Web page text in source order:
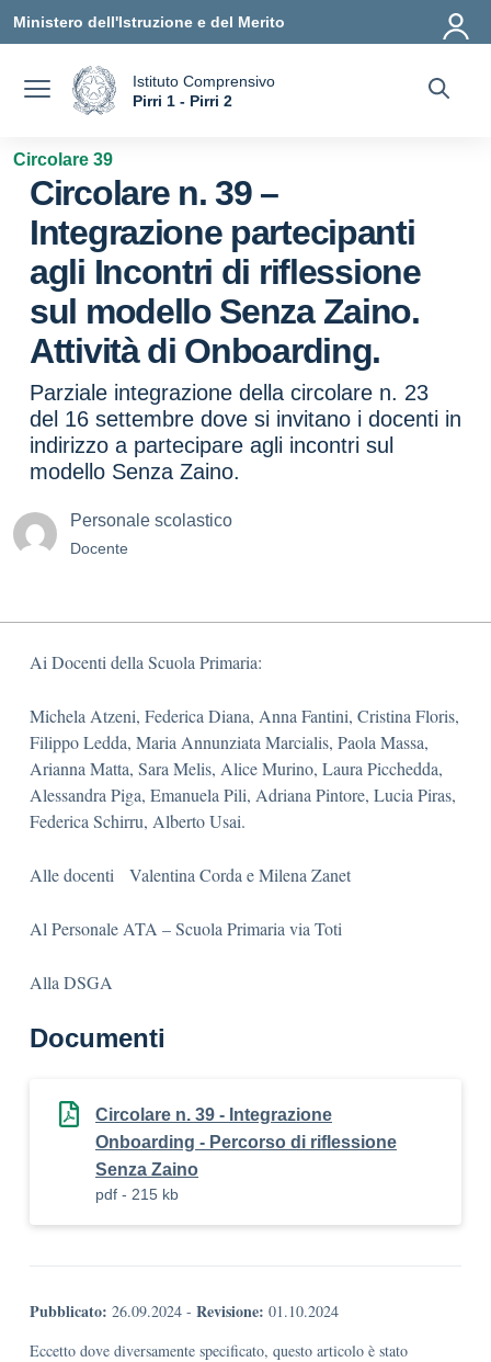
Vai ai contenuti
Vai al menu di navigazione
Vai al footer
Ministero dell'Istruzione e del Merito
Istituto Comprensivo
Pirri 1 - Pirri 2
Circolare 39
Circolare n. 39 –
Integrazione partecipanti
agli Incontri di riflessione
sul modello Senza Zaino.
Attività di Onboarding.
Parziale integrazione della circolare n. 23
del 16 settembre dove si invitano i docenti in
indirizzo a partecipare agli incontri sul
modello Senza Zaino.
Personale scolastico
Docente
Ai Docenti della Scuola Primaria:
Michela Atzeni, Federica Diana, Anna Fantini, Cristina Floris,
Filippo Ledda, Maria Annunziata Marcialis, Paola Massa,
Arianna Matta, Sara Melis, Alice Murino, Laura Picchedda,
Alessandra Piga, Emanuela Pili, Adriana Pintore, Lucia Piras,
Federica Schirru, Alberto Usai.
Alle docenti Valentina Corda e Milena Zanet
Al Personale ATA – Scuola Primaria via Toti
Alla DSGA
Documenti
Circolare n. 39 - Integrazione
Onboarding - Percorso di riflessione
Senza Zaino
pdf - 215 kb
Pubblicato: 26.09.2024 - Revisione: 01.10.2024
Eccetto dove diversamente specificato, questo articolo è stato